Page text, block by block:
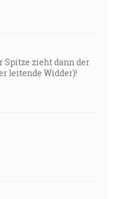
Spitze zieht dann der
leitende Widder)!